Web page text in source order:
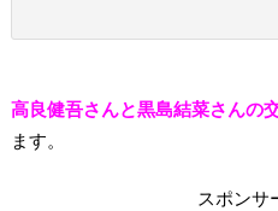
高良健吾さんと黒島結菜さんの
ます。
スポンサ